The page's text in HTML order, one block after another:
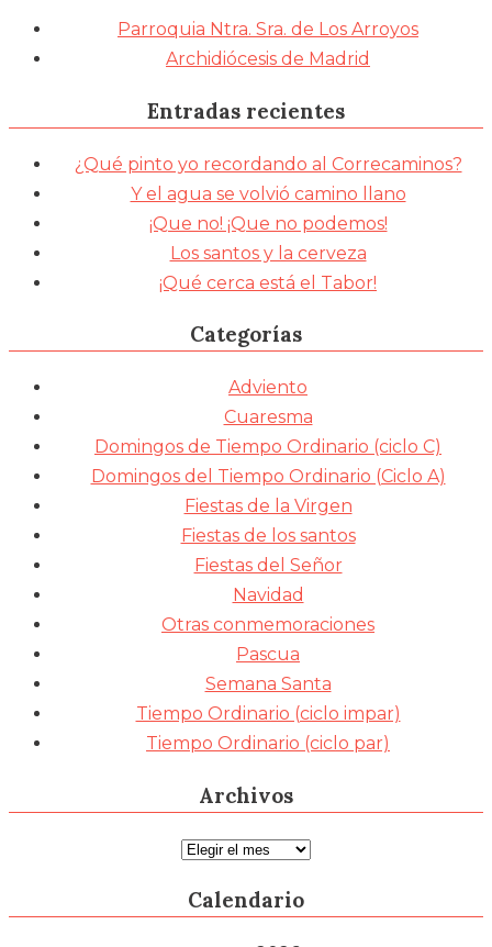
Parroquia Ntra. Sra. de Los Arroyos
Archidiócesis de Madrid
Entradas recientes
¿Qué pinto yo recordando al Correcaminos?
Y el agua se volvió camino llano
¡Que no! ¡Que no podemos!
Los santos y la cerveza
¡Qué cerca está el Tabor!
Categorías
Adviento
Cuaresma
Domingos de Tiempo Ordinario (ciclo C)
Domingos del Tiempo Ordinario (Ciclo A)
Fiestas de la Virgen
Fiestas de los santos
Fiestas del Señor
Navidad
Otras conmemoraciones
Pascua
Semana Santa
Tiempo Ordinario (ciclo impar)
Tiempo Ordinario (ciclo par)
Archivos
Archivos
Calendario